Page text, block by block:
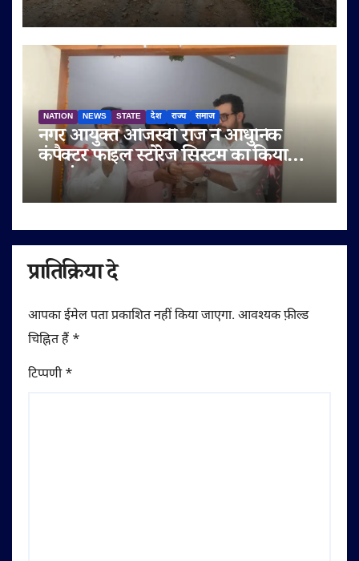
आरोप
NATION NEWS STATE देश राज्य समाज
नगर आयुक्त ओजस्वी राज ने आधुनिक
कंपैक्टर फाइल स्टोरेज सिस्टम का किया
शुभारंभ
प्रातिक्रिया दे
आपका ईमेल पता प्रकाशित नहीं किया जाएगा. आवश्यक फ़ील्ड
चिह्नित हैं *
टिप्पणी*